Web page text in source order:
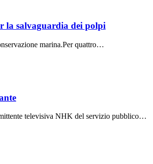
la salvaguardia dei polpi
marina.Per quattro…
televisiva NHK del servizio pubblico…